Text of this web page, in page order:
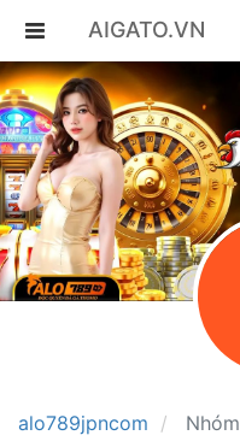
AIGATO.VN
alo789jpncom Nhóm